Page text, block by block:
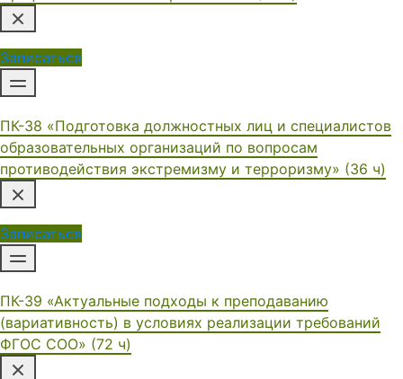
Записаться
ПК-38 «Подготовка должностных лиц и специалистов
образовательных организаций по вопросам
противодействия экстремизму и терроризму» (36 ч)
Записаться
ПК-39 «Актуальные подходы к преподаванию
(вариативность) в условиях реализации требований
ФГОС СОО» (72 ч)